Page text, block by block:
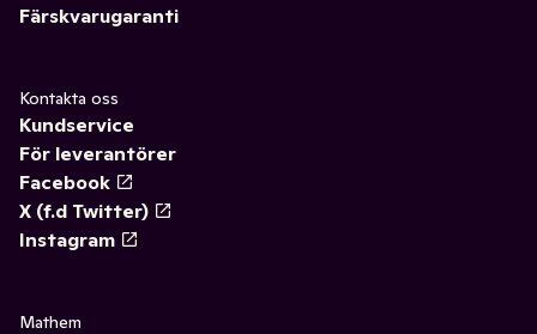
Färskvarugaranti
Kontakta oss
Kundservice
För leverantörer
Facebook
X (f.d Twitter)
Instagram
Mathem